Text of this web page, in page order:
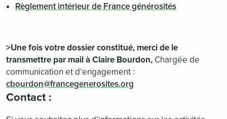
Règlement intérieur de France générosités
>Une fois votre dossier constitué, merci de le
transmettre par mail à Claire Bourdon, Chargée de
communication et d’engagement :
cbourdon@francegenerosites.org
Contact :